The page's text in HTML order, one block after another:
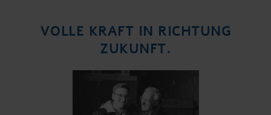
VOLLE KRAFT IN RICHTUNG
ZUKUNFT.